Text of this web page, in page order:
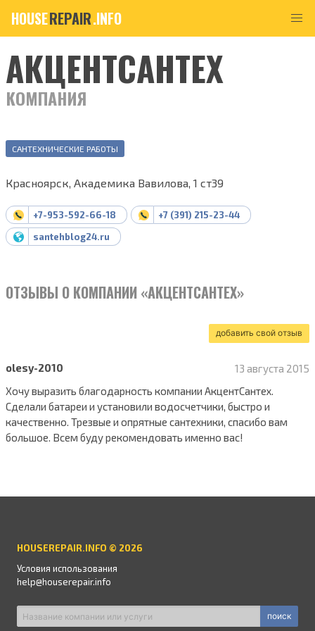
HOUSEREPAIR.INFO
АКЦЕНТСАНТЕХ
КОМПАНИЯ
САНТЕХНИЧЕСКИЕ РАБОТЫ
Красноярск, Академика Вавилова, 1 ст39
+7-953-592-66-18
+7 (391) 215-23-44
santehblog24.ru
ОТЗЫВЫ О КОМПАНИИ «АКЦЕНТСАНТЕХ»
добавить свой отзыв
olesy-2010
13 августа 2015
Хочу выразить благодарность компании АкцентСантех.
Сделали батареи и установили водосчетчики, быстро и
качественно. Трезвые и опрятные сантехники, спасибо вам
большое. Всем буду рекомендовать именно вас!
HOUSEREPAIR.INFO © 2026
Условия использования
help@houserepair.info
поиск